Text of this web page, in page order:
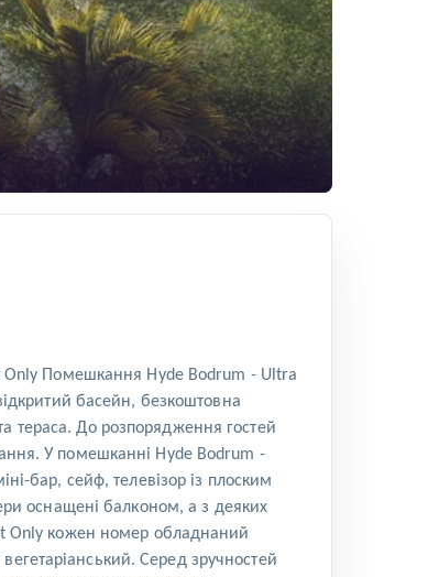
Only Помешкання Hyde Bodrum - Ultra
басейн, безкоштовна
тераса. До розпорядження гостей
У помешканні Hyde Bodrum -
бар, сейф, телевізор із плоским
оснащені балконом, а з деяких
Only кожен номер обладнаний
Серед зручностей